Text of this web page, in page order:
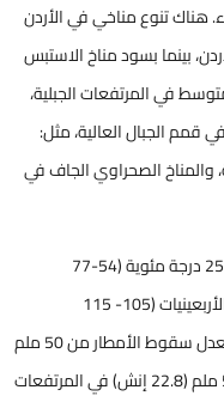
تنوع مناخي في الأردن
بينما بسود مناخ الاستبس
في المرتفعات الجبلية،
قمم الجبال العالية، مثل:
والمناخ الصحراوي الجاف في
تتراوح معدلات درجات الحرارة السنوية بين 12-25 درجة مئوية (54-77
فهرنهايت)، وتصل في حدّها الأعلى صيفاً إلى الأربعينيات (105- 115
فهرنهايت) في المناطق الصحراوية. ويتراوح معدل سقوط الأمطار من 50 ملم
(1.97 إنش) سنوياً في الصحراء إلى حوالي 580 ملم (22.8 إنش) في المرتفعات